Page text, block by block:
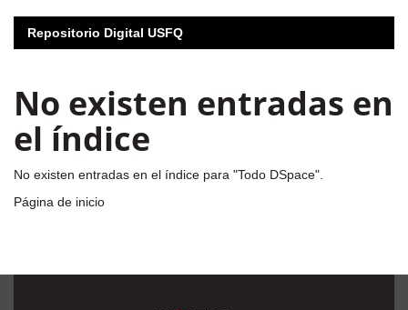
Repositorio Digital USFQ
No existen entradas en
el índice
No existen entradas en el índice para "Todo DSpace".
Página de inicio